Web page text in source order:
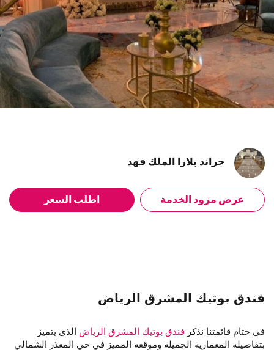
جراند بلازا الملك فهد
عرض مزود الخدمة اطلب السعر
فندق بوتيك المشرق الرياض
في ختام قائمتنا نذكر فندق بوتيك المشرق الرياض الذي يتميز
بتفاصيله المعمارية الجميلة وموقعه المميز في حي المعذر الشمالي